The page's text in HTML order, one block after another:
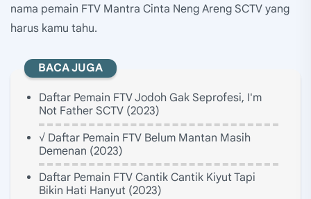
nama pemain FTV Mantra Cinta Neng Areng SCTV yang
harus kamu tahu.
BACA JUGA
Daftar Pemain FTV Jodoh Gak Seprofesi, I'm
Not Father SCTV (2023)
√ Daftar Pemain FTV Belum Mantan Masih
Demenan (2023)
Daftar Pemain FTV Cantik Cantik Kiyut Tapi
Bikin Hati Hanyut (2023)